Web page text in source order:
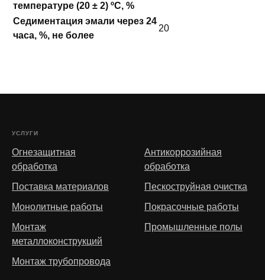
температуре (20 ± 2) ºС, %
Седиментация эмали через 24
часа, %, не более
20
УСЛУГИ
Огнезащитная
обработка
Поставка материалов
Монолитные работы
Монтаж
металлоконструкций
Монтаж трубопровода
Антикоррозийная
обработка
Пескоструйная очистка
Покрасочные работы
Промышленные полы